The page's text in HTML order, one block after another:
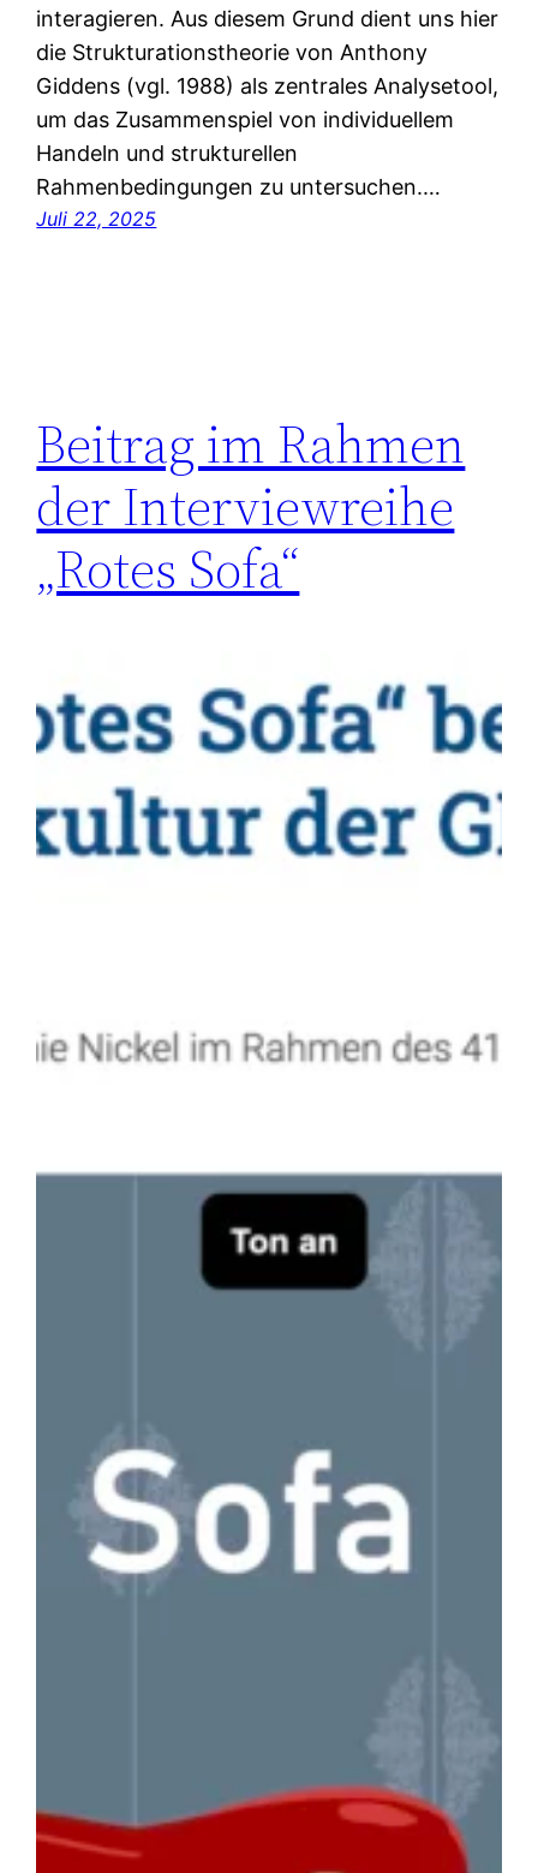
interagieren. Aus diesem Grund dient uns hier
die Strukturationstheorie von Anthony
Giddens (vgl. 1988) als zentrales Analysetool,
um das Zusammenspiel von individuellem
Handeln und strukturellen
Rahmenbedingungen zu untersuchen.…
Juli 22, 2025
Beitrag im Rahmen
der Interviewreihe
„Rotes Sofa“